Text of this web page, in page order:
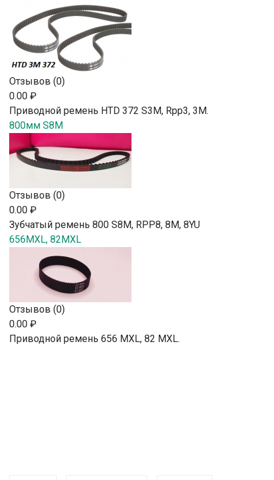
Отзывов (0)
0.00 ₽
Приводной ремень HTD 372 S3M, Rpp3, 3М.
800мм S8M
Отзывов (0)
0.00 ₽
Зубчатый ремень 800 S8M, RPP8, 8М, 8YU
656MXL, 82MXL
Отзывов (0)
0.00 ₽
Приводной ремень 656 MXL, 82 MXL.